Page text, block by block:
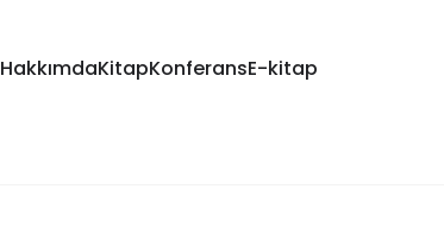
HakkımdaKitapKonferansE-kitap